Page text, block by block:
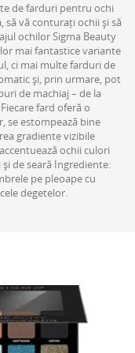
de farduri pentru ochi
vă conturați ochii și să
ochilor Sigma Beauty
mai fantastice variante
ci mai multe farduri de
și, prin urmare, pot
de machiaj – de la
fard oferă o
se estompează bine
gradiente vizibile
ochii culori
de seară Ingrediente:
pe pleoape cu
degetelor.